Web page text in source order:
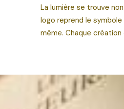
La lumière se trouve
logo reprend le
même. Chaque